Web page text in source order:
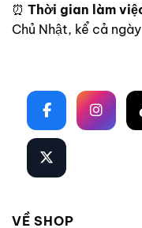
⏰ Thời gian làm
Chủ Nhật, kể cả
VỀ SHOP